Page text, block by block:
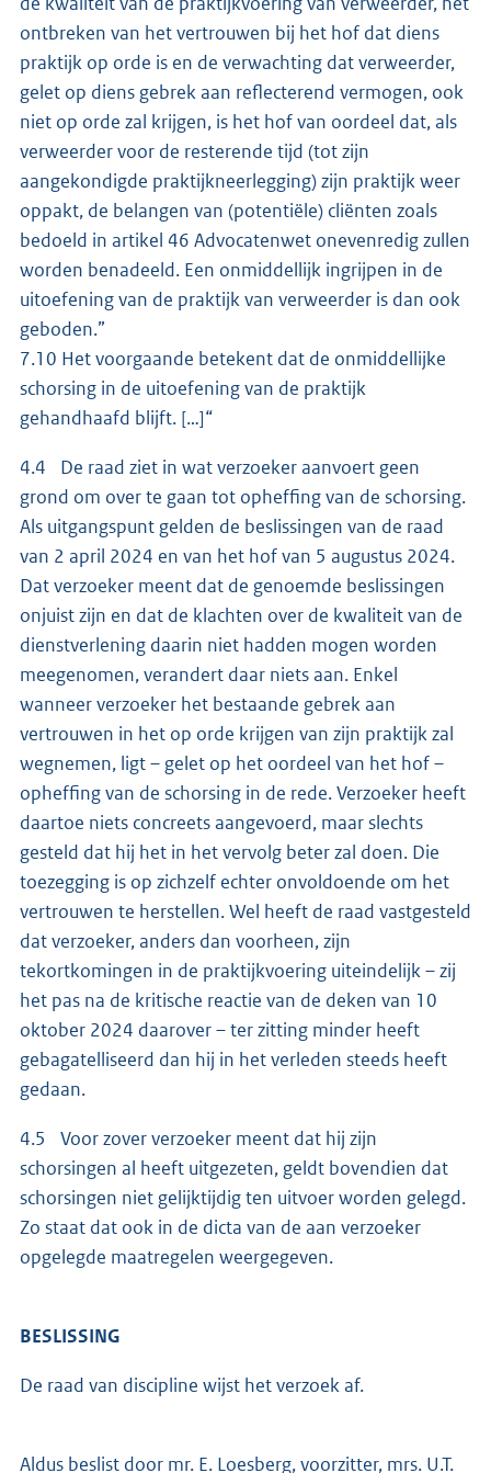
ontbreken van het vertrouwen bij het hof dat diens
praktijk op orde is en de verwachting dat verweerder,
gelet op diens gebrek aan reflecterend vermogen, ook
niet op orde zal krijgen, is het hof van oordeel dat, als
verweerder voor de resterende tijd (tot zijn
aangekondigde praktijkneerlegging) zijn praktijk weer
oppakt, de belangen van (potentiële) cliënten zoals
bedoeld in artikel 46 Advocatenwet onevenredig zullen
worden benadeeld. Een onmiddellijk ingrijpen in de
uitoefening van de praktijk van verweerder is dan ook
geboden.”
7.10 Het voorgaande betekent dat de onmiddellijke
schorsing in de uitoefening van de praktijk
gehandhaafd blijft. […]“
4.4 De raad ziet in wat verzoeker aanvoert geen
grond om over te gaan tot opheffing van de schorsing.
Als uitgangspunt gelden de beslissingen van de raad
van 2 april 2024 en van het hof van 5 augustus 2024.
Dat verzoeker meent dat de genoemde beslissingen
onjuist zijn en dat de klachten over de kwaliteit van de
dienstverlening daarin niet hadden mogen worden
meegenomen, verandert daar niets aan. Enkel
wanneer verzoeker het bestaande gebrek aan
vertrouwen in het op orde krijgen van zijn praktijk zal
wegnemen, ligt – gelet op het oordeel van het hof –
opheffing van de schorsing in de rede. Verzoeker heeft
daartoe niets concreets aangevoerd, maar slechts
gesteld dat hij het in het vervolg beter zal doen. Die
toezegging is op zichzelf echter onvoldoende om het
vertrouwen te herstellen. Wel heeft de raad vastgesteld
dat verzoeker, anders dan voorheen, zijn
tekortkomingen in de praktijkvoering uiteindelijk – zij
het pas na de kritische reactie van de deken van 10
oktober 2024 daarover – ter zitting minder heeft
gebagatelliseerd dan hij in het verleden steeds heeft
gedaan.
4.5 Voor zover verzoeker meent dat hij zijn
schorsingen al heeft uitgezeten, geldt bovendien dat
schorsingen niet gelijktijdig ten uitvoer worden gelegd.
Zo staat dat ook in de dicta van de aan verzoeker
opgelegde maatregelen weergegeven.
BESLISSING
De raad van discipline wijst het verzoek af.
Aldus beslist door mr. E. Loesberg, voorzitter, mrs. U.T.